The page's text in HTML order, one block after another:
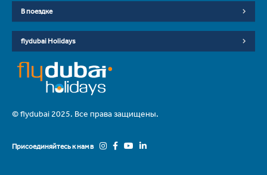
В поездке
flydubai Holidays
© flydubai 2025. Все права защищены.
Присоединяйтесь к нам в